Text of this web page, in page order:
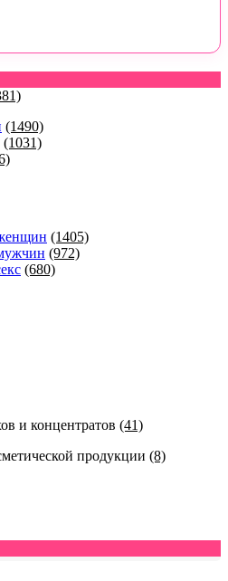
(1490)
(1031)
(1405)
(972)
(680)
и концентратов (41)
продукции (8)